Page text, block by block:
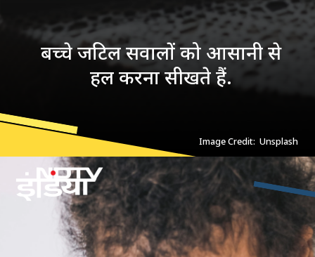
बच्चे जटिल सवालों को आसानी से
हल करना सीखते हैं.
Image Credit: Unsplash